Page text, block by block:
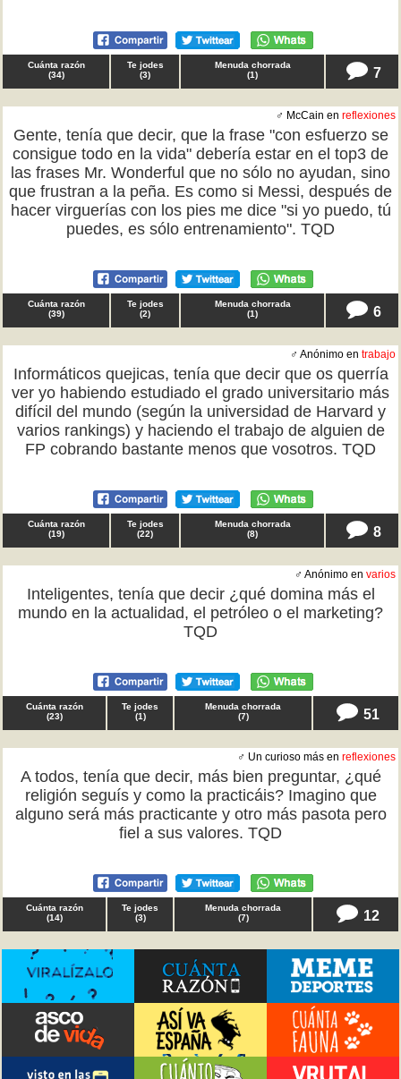
Cuánta razón
(34)
Te jodes
(3)
Menuda chorrada
(1) 7
♂ McCain en reflexiones
Gente, tenía que decir, que la frase "con esfuerzo se
consigue todo en la vida" debería estar en el top3 de
las frases Mr. Wonderful que no sólo no ayudan, sino
que frustran a la peña. Es como si Messi, después de
hacer virguerías con los pies me dice "si yo puedo, tú
puedes, es sólo entrenamiento". TQD
Cuánta razón
(39)
Te jodes
(2)
Menuda chorrada
(1) 6
♂ Anónimo en trabajo
Informáticos quejicas, tenía que decir que os querría
ver yo habiendo estudiado el grado universitario más
difícil del mundo (según la universidad de Harvard y
varios rankings) y haciendo el trabajo de alguien de
FP cobrando bastante menos que vosotros. TQD
Cuánta razón
(19)
Te jodes
(22)
Menuda chorrada
(8) 8
♂ Anónimo en varios
Inteligentes, tenía que decir ¿qué domina más el
mundo en la actualidad, el petróleo o el marketing?
TQD
Cuánta razón
(23)
Te jodes
(1)
Menuda chorrada
(7) 51
♂ Un curioso más en reflexiones
A todos, tenía que decir, más bien preguntar, ¿qué
religión seguís y como la practicáis? Imagino que
alguno será más practicante y otro más pasota pero
fiel a sus valores. TQD
Cuánta razón
(14)
Te jodes
(3)
Menuda chorrada
(7) 12